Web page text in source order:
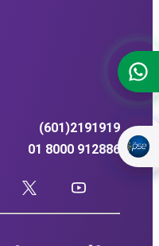
(601)2191919
01 8000 912886